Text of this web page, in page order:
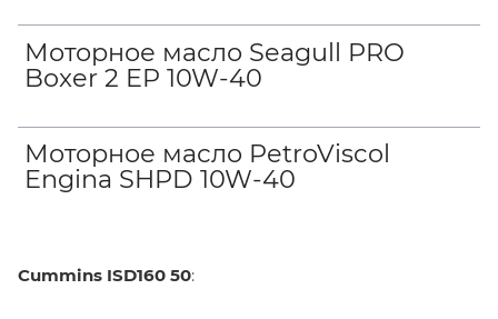
Моторное масло Seagull PRO
Boxer 2 EP 10W-40
Моторное масло PetroViscol
Engina SHPD 10W-40
Cummins ISD160 50: